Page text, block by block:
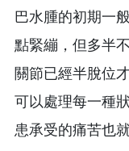
巴水腫的初期一
點緊繃，但多半
關節已經半脫位
可以處理每一種
患承受的痛苦也就